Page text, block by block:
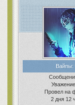
Вайпы:
Провел на
2 дня 12